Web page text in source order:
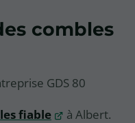
combles
GDS 80
fiable
à Albert.